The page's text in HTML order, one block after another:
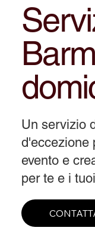
Un servizio
d'eccezione
evento e
per te e i